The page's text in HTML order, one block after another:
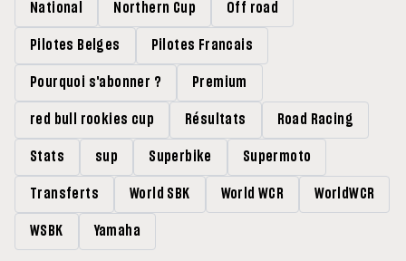
National Northern Cup Off road
Pilotes Belges Pilotes Francais
Pourquoi s'abonner ? Premium
red bull rookies cup Résultats Road Racing
Stats sup Superbike Supermoto
Transferts World SBK World WCR WorldWCR
WSBK Yamaha